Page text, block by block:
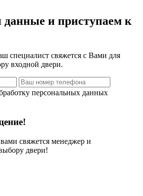
и приступаем к
специалист свяжется с Вами для
входной двери.
персональных данных
свяжется менеджер и
двери!